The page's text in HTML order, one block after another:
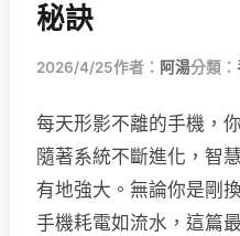
秘訣
2026/4/25作者： 阿湯分類：
每天形影不離的手機，
隨著系統不斷進化，智
有地強大。無論你是剛
手機耗電如流水，這篇